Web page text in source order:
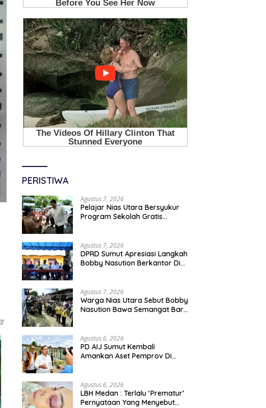
PERISTIWA
Agustus 7, 2026
Pelajar Nias Utara Bersyukur
Program Sekolah Gratis
Agustus 7, 2026
DPRD Sumut Apresiasi Langkah
Bobby Nasution Berkantor Di
Agustus 7, 2026
Warga Nias Utara Sebut Bobby
Nasution Bawa Semangat Baru
Agustus 6, 2026
PD AIJ Sumut Kembali
Amankan Aset Pemprov Di
Agustus 6, 2026
LBH Medan : Terlalu ‘Prematur’
Pernyataan Yang Menyebut